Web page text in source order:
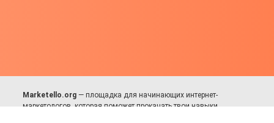
Marketello.org — площадка для начинающих интернет-
маркетологов, которая поможет прокачать твои навыки.